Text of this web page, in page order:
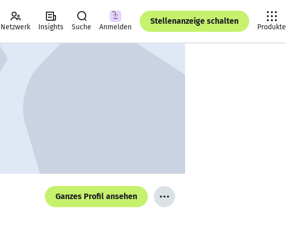
Netzwerk Insights Suche Anmelden
Stellenanzeige schalten
Produkte
Ganzes Profil ansehen